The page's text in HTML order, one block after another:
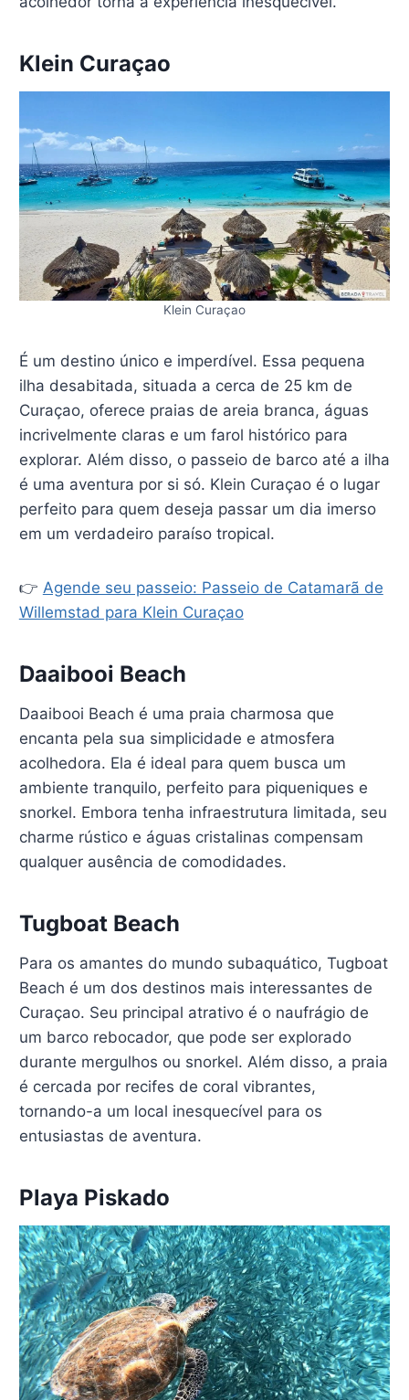
Klein Curaçao
Klein Curaçao
É um destino único e imperdível. Essa pequena
ilha desabitada, situada a cerca de 25 km de
Curaçao, oferece praias de areia branca, águas
incrivelmente claras e um farol histórico para
explorar. Além disso, o passeio de barco até a ilha
é uma aventura por si só. Klein Curaçao é o lugar
perfeito para quem deseja passar um dia imerso
em um verdadeiro paraíso tropical.
👉 Agende seu passeio: Passeio de Catamarã de
Willemstad para Klein Curaçao
Daaibooi Beach
Daaibooi Beach é uma praia charmosa que
encanta pela sua simplicidade e atmosfera
acolhedora. Ela é ideal para quem busca um
ambiente tranquilo, perfeito para piqueniques e
snorkel. Embora tenha infraestrutura limitada, seu
charme rústico e águas cristalinas compensam
qualquer ausência de comodidades.
Tugboat Beach
Para os amantes do mundo subaquático, Tugboat
Beach é um dos destinos mais interessantes de
Curaçao. Seu principal atrativo é o naufrágio de
um barco rebocador, que pode ser explorado
durante mergulhos ou snorkel. Além disso, a praia
é cercada por recifes de coral vibrantes,
tornando-a um local inesquecível para os
entusiastas de aventura.
Playa Piskado